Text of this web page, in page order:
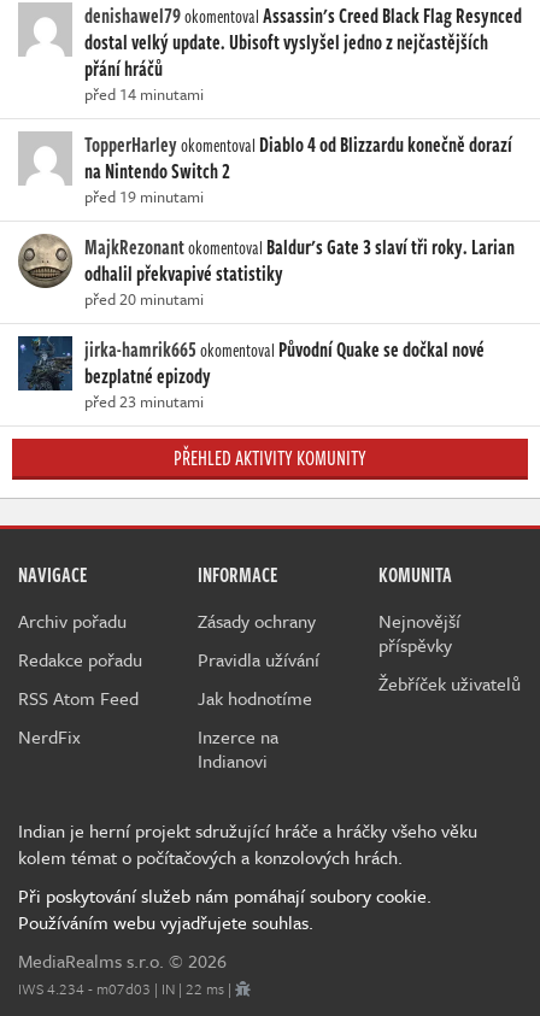
denishawel79okomentovalAssassin's Creed Black Flag Resynced
dostal velký update. Ubisoft vyslyšel jedno z nejčastějších
přání hráčů
před 14 minutami
TopperHarleyokomentoval Diablo 4 od Blizzardu konečně dorazí
na Nintendo Switch 2
před 19 minutami
MajkRezonantokomentoval Baldur's Gate 3 slaví tři roky. Larian
odhalil překvapivé statistiky
před 20 minutami
jirka-hamrik665okomentoval Původní Quake se dočkal nové
bezplatné epizody
před 23 minutami
PŘEHLED AKTIVITY KOMUNITY
NAVIGACE
Archiv pořadu
Redakce pořadu
RSS Atom Feed
NerdFix
INFORMACE
Zásady ochrany
Pravidla užívání
Jak hodnotíme
Inzerce na
Indianovi
KOMUNITA
Nejnovější
příspěvky
Žebříček uživatelů
Indian je herní projekt sdružující hráče a hráčky všeho věku
kolem témat o počítačových a konzolových hrách.
Při poskytování služeb nám pomáhají soubory cookie.
Používáním webu vyjadřujete souhlas.
MediaRealms s.r.o. © 2026
IWS 4.234 - m07d03 | IN | 22 ms |